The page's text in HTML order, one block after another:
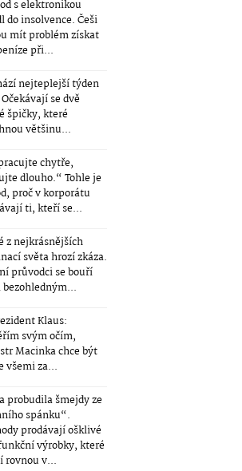
s elektronikou
do insolvence. Češi
mít problém získat
při...
nejteplejší týden
se dvě
špičky, které
většinu...
chytře,
dlouho.“ Tohle je
proč v korporátu
ti, kteří se...
z nejkrásnějších
světa hrozí zkáza.
průvodci se bouří
Klaus:
svým očím,
Macinka chce být
všemi za...
probudila šmejdy ze
spánku“.
prodávají ošklivé
výrobky, které
rovnou v...